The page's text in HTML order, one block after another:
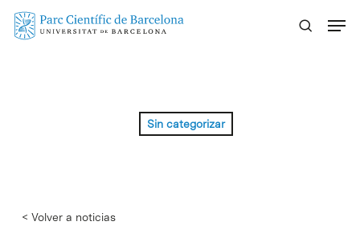
Skip
Sin categorizar
< Volver a noticias